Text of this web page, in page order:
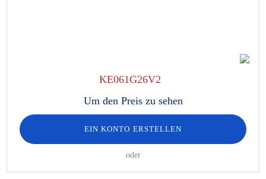
KE061G26V2
Um den Preis zu sehen
EIN KONTO ERSTELLEN
oder